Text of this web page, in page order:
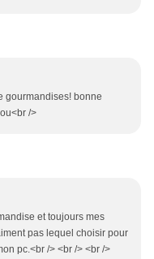
gourmandises! bonne
/>
et toujours mes
pas lequel choisir pour
pc.<br /> <br /> <br />